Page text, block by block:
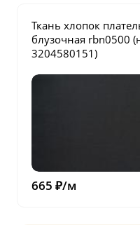
Ткань хлопок
блузочная rbn0500
3204580151)
665 ₽/м